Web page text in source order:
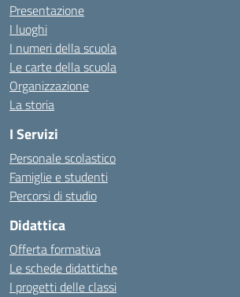
Presentazione
I luoghi
I numeri della scuola
Le carte della scuola
Organizzazione
La storia
I Servizi
Personale scolastico
Famiglie e studenti
Percorsi di studio
Didattica
Offerta formativa
Le schede didattiche
I progetti delle classi